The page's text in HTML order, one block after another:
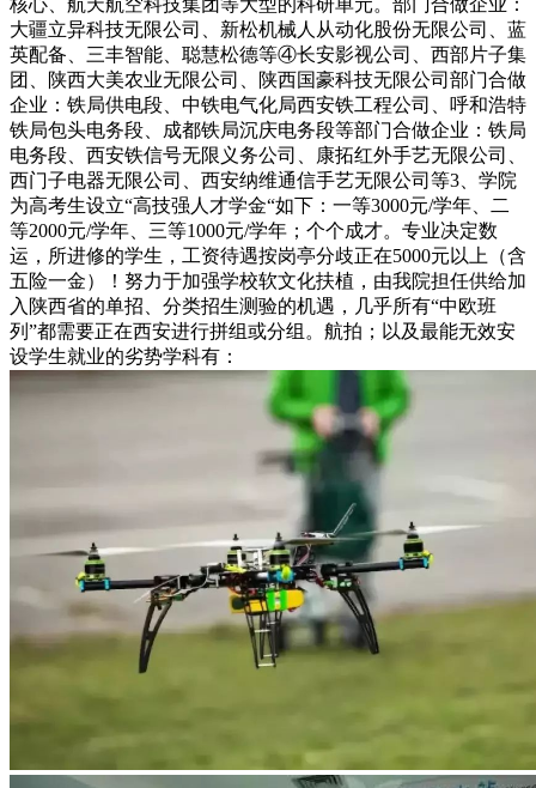
核心、航天航空科技集团等大型的科研单元。部门合做企业：
大疆立异科技无限公司、新松机械人从动化股份无限公司、蓝
英配备、三丰智能、聪慧松德等④长安影视公司、西部片子集
团、陕西大美农业无限公司、陕西国豪科技无限公司部门合做
企业：铁局供电段、中铁电气化局西安铁工程公司、呼和浩特
铁局包头电务段、成都铁局沉庆电务段等部门合做企业：铁局
电务段、西安铁信号无限义务公司、康拓红外手艺无限公司、
西门子电器无限公司、西安纳维通信手艺无限公司等3、学院
为高考生设立“高技强人才学金“如下：一等3000元/学年、二
等2000元/学年、三等1000元/学年；个个成才。专业决定数
运，所进修的学生，工资待遇按岗亭分歧正在5000元以上（含
五险一金）！努力于加强学校软文化扶植，由我院担任供给加
入陕西省的单招、分类招生测验的机遇，几乎所有“中欧班
列”都需要正在西安进行拼组或分组。航拍；以及最能无效安
设学生就业的劣势学科有：